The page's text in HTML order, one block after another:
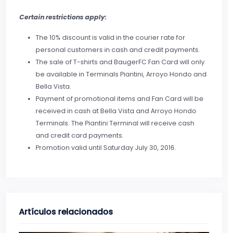
Certain restrictions apply:
The 10% discount is valid in the courier rate for
personal customers in cash and credit payments.
The sale of T-shirts and BaugerFC Fan Card will only
be available in Terminals Piantini, Arroyo Hondo and
Bella Vista.
Payment of promotional items and Fan Card will be
received in cash at Bella Vista and Arroyo Hondo
Terminals. The Piantini Terminal will receive cash
and credit card payments.
Promotion valid until Saturday July 30, 2016.
Artículos relacionados